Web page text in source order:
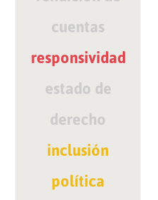
cuentas
responsividad
estado de
derecho
inclusión
política